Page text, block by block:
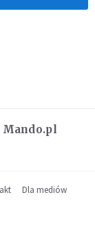
Mando.pl
Dla mediów